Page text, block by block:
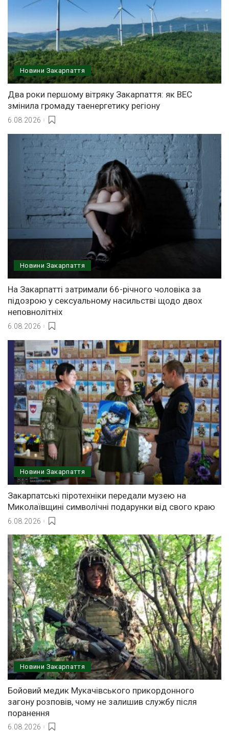
Новини Закарпаття
Два роки першому вітряку Закарпаття: як ВЕС
змінила громаду таенергетику регіону
6.08.2026
Новини Закарпаття
На Закарпатті затримали 66-річного чоловіка за
підозрою у сексуальному насильстві щодо двох
неповнолітніх
6.08.2026
Новини Закарпаття
Закарпатські піротехніки передали музею на
Миколаївщині символічні подарунки від свого краю
6.08.2026
Новини Закарпаття
Бойовий медик Мукачівського прикордонного
загону розповів, чому не залишив службу після
поранення
6.08.2026